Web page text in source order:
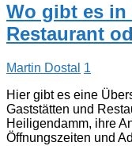
Wo gibt es in
Restaurant
Martin Dostal 1
Hier gibt es eine
Gaststätten und
Heiligendamm, ihre
Öffnungszeiten und